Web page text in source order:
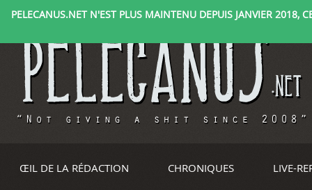
PELECANUS.NET N'EST PLUS MAINTENU DEPUIS JANVIER 2018,
ŒIL DE LA RÉDACTION CHRONIQUES LIVE-